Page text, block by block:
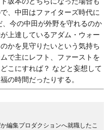
、中田はファイターズ時代に
今の中田が外野を守れるのか
上達しているアダム・ウォー
かを見守りたいという気持ち
で主にレフト、ファーストを
こにすれば？ などと妄想して
の時間だったりする。
編集プロダクションへ就職したこ